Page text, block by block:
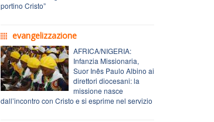
portino Cristo”
evangelizzazione
AFRICA/NIGERIA:
Infanzia Missionaria,
Suor Inês Paulo Albino ai
direttori diocesani: la
missione nasce
dall’incontro con Cristo e si esprime nel servizio